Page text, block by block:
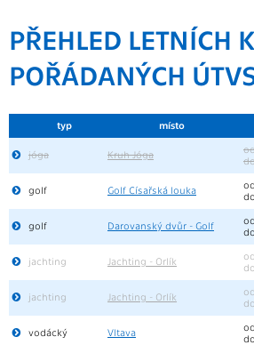
PŘEHLED LETNÍCH
POŘÁDANÝCH
typ místo
jóga Kruh Jóga
golf Golf Císařská louka
golf Darovanský dvůr - Golf
jachting Jachting - Orlík
jachting Jachting - Orlík
vodácký Vltava